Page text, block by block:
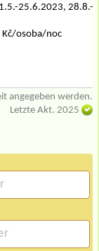
25.6.2023, 28.8.-
Kč/osoba/noc
angegeben werden.
Letzte Akt. 2025